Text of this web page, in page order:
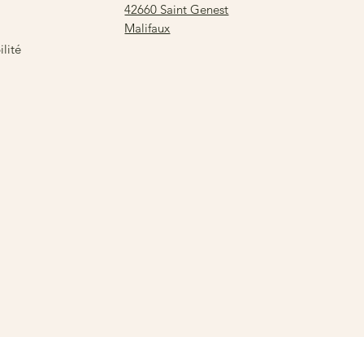
42660 Saint Genest
Malifaux